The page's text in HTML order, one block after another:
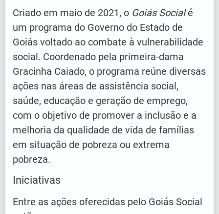
Criado em maio de 2021, o Goiás Socialé
um programa do Governo do Estado de
Goiás voltado ao combate à vulnerabilidade
social. Coordenado pela primeira-dama
Gracinha Caiado, o programa reúne diversas
ações nas áreas de assistência social,
saúde, educação e geração de emprego,
com o objetivo de promover a inclusão e a
melhoria da qualidade de vida de famílias
em situação de pobreza ou extrema
pobreza.
Iniciativas
Entre as ações oferecidas pelo Goiás Social